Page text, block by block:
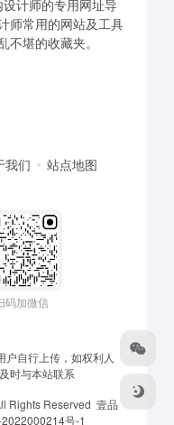
计师的专用网址导
师常用的网站及工具
堪的收藏夹。
我们 站点地图
码加微信
自行上传，如权利人
时与本站联系
Rights Reserved 壹品
号-1